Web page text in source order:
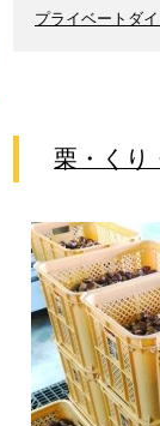
プライベートダ
栗・くり